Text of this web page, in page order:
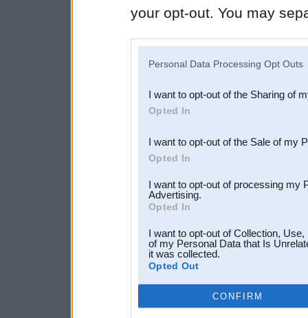
your opt-out. You may
Downstream Participants
third parties.
Personal Data Processing Opt Outs
I want to opt-out of the Sharing of
Opted In
I want to opt-out of the Sale of my
Opted In
I want to opt-out of processing my
Advertising.
Opted In
I want to opt-out of Collection,
of my Personal Data that Is
it was collected.
Opted Out
CONFIRM